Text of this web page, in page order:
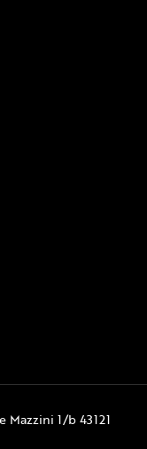
Mazzini 1/b 43121